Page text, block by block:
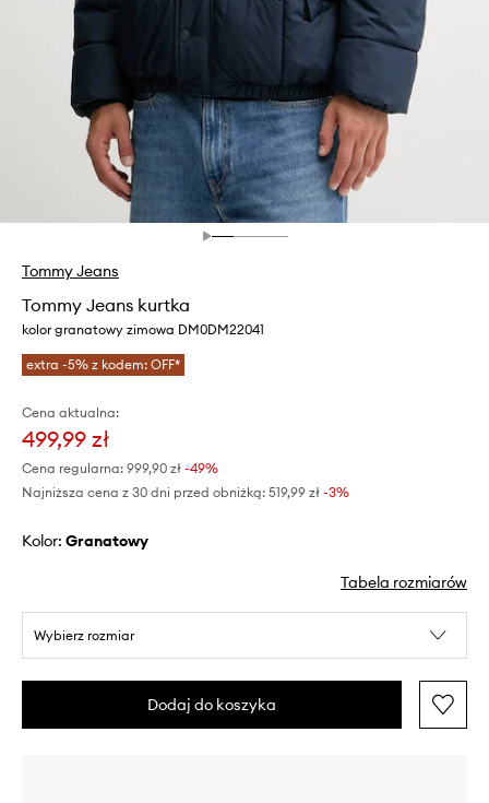
Tommy Jeans
Tommy Jeans kurtka
kolor granatowy zimowa DM0DM22041
extra -5% z kodem: OFF*
Cena aktualna:
499,99 zł
Cena regularna: 999,90 zł -49%
Najniższa cena z 30 dni przed obniżką: 519,99 zł -3%
Kolor: granatowy
Tabela rozmiarów
Wybierz rozmiar
Dodaj do koszyka